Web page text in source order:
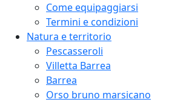
Come equipaggiarsi
Termini e condizioni
Natura e territorio
Pescasseroli
Villetta Barrea
Barrea
Orso bruno marsicano